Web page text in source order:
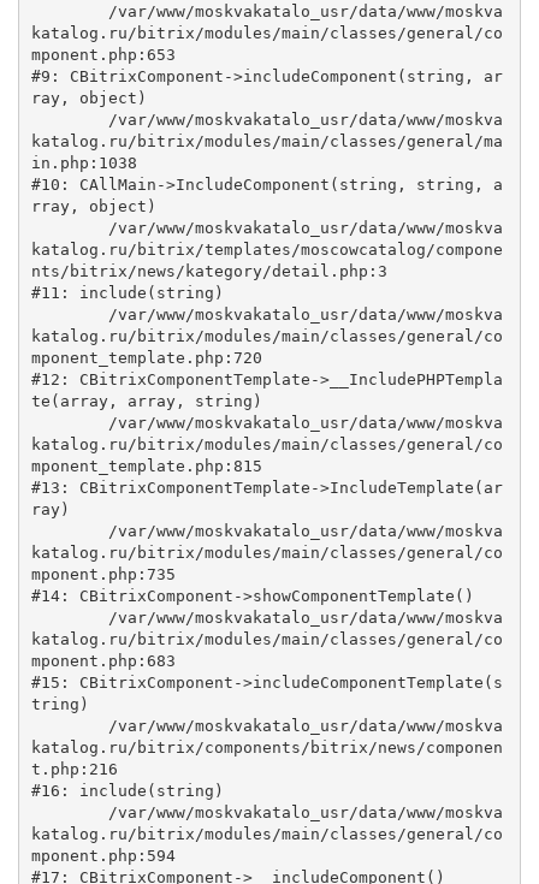
katalog.ru/bitrix/modules/main/classes/general/co
mponent.php:653
#9: CBitrixComponent->includeComponent(string, ar
ray, object)
katalog.ru/bitrix/modules/main/classes/general/ma
in.php:1038
#10: CAllMain->IncludeComponent(string, string, a
rray, object)
katalog.ru/bitrix/templates/moscowcatalog/compone
nts/bitrix/news/kategory/detail.php:3
#11: include(string)
katalog.ru/bitrix/modules/main/classes/general/co
mponent_template.php:720
#12: CBitrixComponentTemplate->__IncludePHPTempla
te(array, array, string)
katalog.ru/bitrix/modules/main/classes/general/co
mponent_template.php:815
#13: CBitrixComponentTemplate->IncludeTemplate(ar
ray)
katalog.ru/bitrix/modules/main/classes/general/co
mponent.php:735
#14: CBitrixComponent->showComponentTemplate()
katalog.ru/bitrix/modules/main/classes/general/co
mponent.php:683
#15: CBitrixComponent->includeComponentTemplate(s
tring)
katalog.ru/bitrix/components/bitrix/news/componen
t.php:216
#16: include(string)
katalog.ru/bitrix/modules/main/classes/general/co
mponent.php:594
#17: CBitrixComponent->__includeComponent()